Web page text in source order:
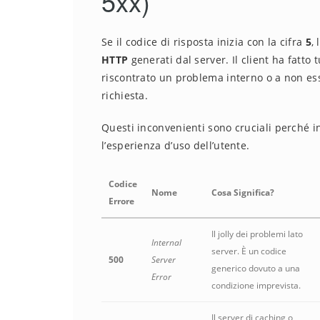
Se il codice di risposta inizia con la cifra 5,
HTTP generati dal server. Il client ha fatto
riscontrato un problema interno o a non
richiesta.
Questi inconvenienti sono cruciali perché
l’esperienza d’uso dell’utente.
Codice
Errore
Nome Cosa Significa?
500
Internal
Server
Error
Il jolly dei problemi lato
server. È un codice
generico dovuto a una
condizione imprevista.
Il server di caching o